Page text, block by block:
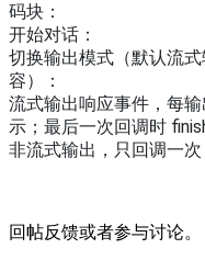
码块：
开始对话：
切换输出模式（默认流
容）：
流式输出响应事件，每
示；最后一次回调时
非流式输出，只回调一
回帖反馈或者参与讨论。